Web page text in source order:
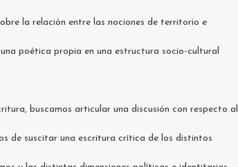
la relación entre las nociones de territorio e
poética propia en una estructura socio-cultural
buscamos articular una discusión con respecto al
de suscitar una escritura crítica de los distintos